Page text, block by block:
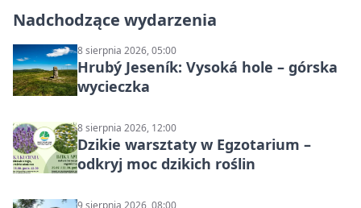
Nadchodzące wydarzenia
8 sierpnia 2026, 05:00
Hrubý Jeseník: Vysoká hole – górska
wycieczka
8 sierpnia 2026, 12:00
Dzikie warsztaty w Egzotarium –
odkryj moc dzikich roślin